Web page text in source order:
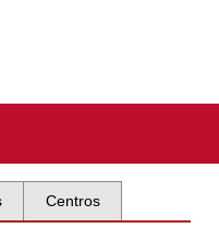
Centros